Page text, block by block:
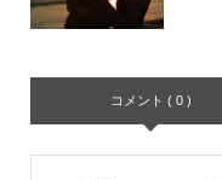
コメント ( 0 )